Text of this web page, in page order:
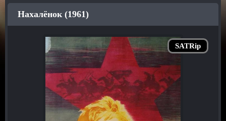
SATRip
Нахалёнок (1961)